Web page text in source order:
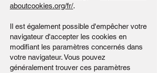
aboutcookies.org/fr/.
Il est également possible d'empêcher votre
navigateur d'accepter les cookies en
modifiant les paramètres concernés dans
votre navigateur. Vous pouvez
généralement trouver ces paramètres